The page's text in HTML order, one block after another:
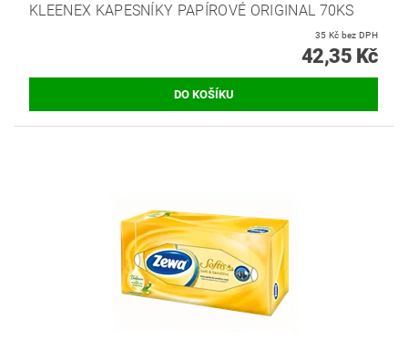
KLEENEX KAPESNÍKY PAPÍROVÉ ORIGINAL 70KS
35 Kč bez DPH
42,35 Kč